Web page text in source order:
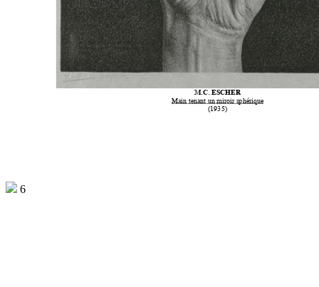
M.C. ESCHER
Main tenant un miroir sphérique
(1935)
6